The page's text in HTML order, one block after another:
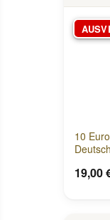
10
19,00